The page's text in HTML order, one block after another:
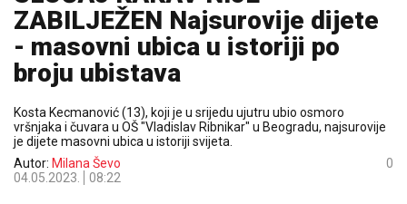
ZABILJEŽEN Najsurovije dijete
- masovni ubica u istoriji po
broju ubistava
Kosta Kecmanović (13), koji je u srijedu ujutru ubio osmoro
vršnjaka i čuvara u OŠ "Vladislav Ribnikar" u Beogradu, najsurovije
je dijete masovni ubica u istoriji svijeta.
Autor: Milana Ševo
04.05.2023.
08:22
0